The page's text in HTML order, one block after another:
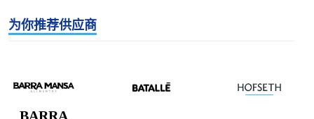
残留检测而引发的"以牙还牙"式贸易摩擦暴露出更深
BAP认证产品，使得泰国在与厄瓜多尔、印度等低成
本竞争对手的博弈中处于劣势，而马来西亚正在推行
为你推荐供应商
BARRA